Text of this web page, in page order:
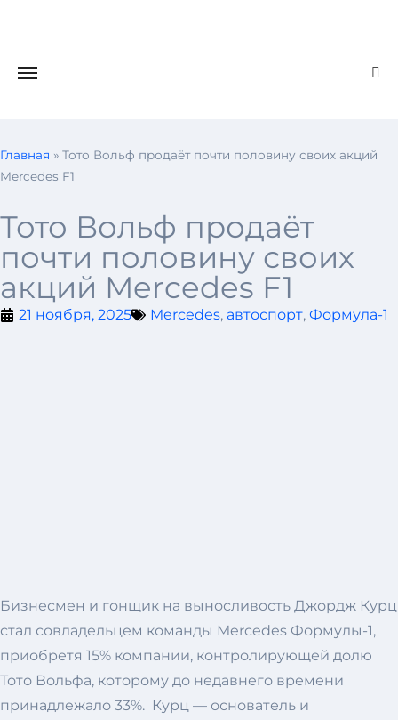
Главная » Тото Вольф продаёт почти половину своих акций
Mercedes F1
Тото Вольф продаёт
почти половину своих
акций Mercedes F1
21 ноября, 2025 Mercedes, автоспорт, Формула-1
Бизнесмен и гонщик на выносливость Джордж Курц
стал совладельцем команды Mercedes Формулы-1,
приобретя 15% компании, контролирующей долю
Тото Вольфа, которому до недавнего времени
принадлежало 33%. Курц — основатель и